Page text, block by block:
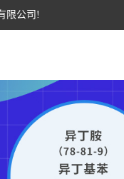
限公司!